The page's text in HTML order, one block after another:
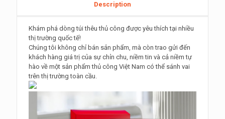
trắng
men
đá
quantity
Description
Khám phá dòng túi thêu thủ công được yêu thích tại nhiều
thị trường quốc tế!
Chúng tôi không chỉ bán sản phẩm, mà còn trao gửi đến
khách hàng giá trị của sự chỉn chu, niềm tin và cả niềm tự
hào về một sản phẩm thủ công Việt Nam có thể sánh vai
trên thị trường toàn cầu.